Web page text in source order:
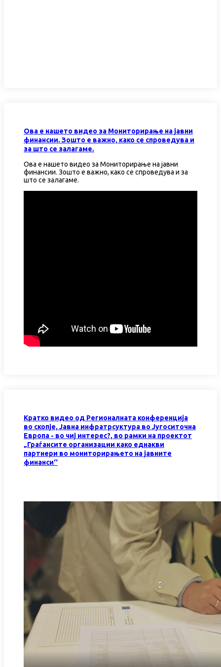
Ова е нашето видео за Мониторирање на јавни
финансии. Зошто е важно, како се спроведува и
за што се залагаме.
Ова е нашето видео за Мониторирање на јавни
финансии. Зошто е важно, како се спроведува и за
што се залагаме.
Кратко видео од Регионалната конференција
во скопје, Јавна инфратрсуктура во Југоситочна
Европа - во чиј интерес?, во рамки на проектот
„Граѓансите организации како еднакви
партнери во мониторирањето на јавните
финанси‘‘